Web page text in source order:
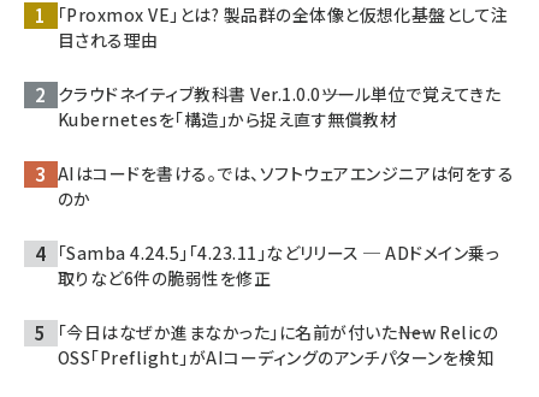
「Proxmox VE」とは? 製品群の全体像と仮想化基盤として注
目される理由
クラウドネイティブ教科書 Ver.1.0.0――ツール単位で覚えてきた
Kubernetesを「構造」から捉え直す無償教材
AIはコードを書ける。では、ソフトウェアエンジニアは何をする
のか
「Samba 4.24.5」「4.23.11」などリリース ─ ADドメイン乗っ
取りなど6件の脆弱性を修正
「今日はなぜか進まなかった」に名前が付いた――New Relicの
OSS「Preflight」がAIコーディングのアンチパターンを検知